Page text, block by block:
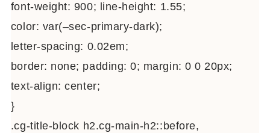
font-weight: 900; line-height: 1.55;
color: var(–sec-primary-dark);
letter-spacing: 0.02em;
border: none; padding: 0; margin: 0 0 20px;
text-align: center;
}
.cg-title-block h2.cg-main-h2::before,